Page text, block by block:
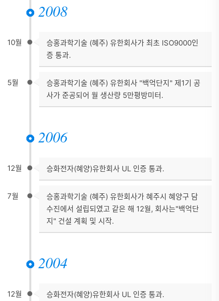
2008
10월
승홍과학기술 (혜주) 유한회사가 최초 ISO9000인
증 통과.
5월
승홍과학기술 (혜주) 유한회사 "백억단지" 제1기 공
사가 준공되어 월 생산량 5만평방미터.
2006
12월 승화전자(혜양)유한회사 UL 인증 통과.
7월
승홍과학기술 (혜주) 유한회사가 혜주시 혜양구 담
수진에서 설립되였고 같은 해 12월, 회사는"백억단
지" 건설 계획 및 시작.
2004
12월 승화전자(혜양)유한회사 UL 인증 통과.